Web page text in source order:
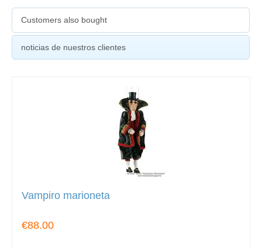
Customers also bought
noticias de nuestros clientes
Vampiro marioneta
€88.00